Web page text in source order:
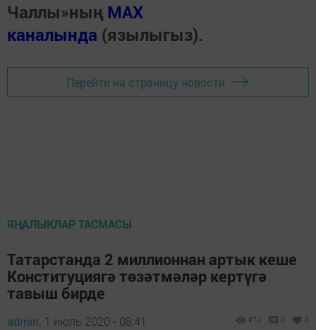
Чаллы»ның MAX
каналында (язылыгыз).
Перейти на страницу новости
ЯҢАЛЫКЛАР ТАСМАСЫ
Татарстанда 2 миллионнан артык кеше
Конституциягә төзәтмәләр кертүгә
тавыш бирде
admin, 1 июль 2020 - 08:41 974 0 0